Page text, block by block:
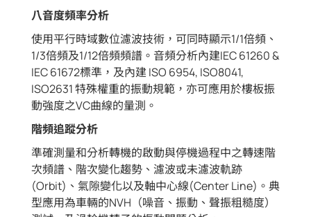
八音度頻率分析
使用平行時域數位濾波技術，可同時顯示1/1倍頻、
1/3倍頻及1/12倍頻頻譜。音頻分析內建IEC 61260 &
IEC 61672標準，及內建 ISO 6954, ISO8041,
ISO2631 特殊權重的振動規範，亦可應用於樓板振
動強度之VC曲線的量測。
階頻追蹤分析
準確測量和分析轉機的啟動與停機過程中之轉速階
次頻譜、階次變化趨勢、濾波或未濾波軌跡
(Orbit)、氣隙變化以及軸中心線(Center Line)。典
型應用為車輛的NVH（噪音、振動、聲振粗糙度）